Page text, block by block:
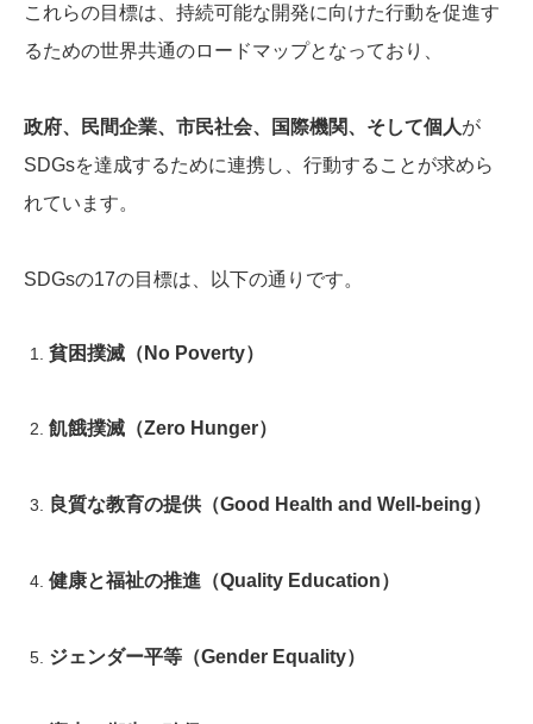
これらの目標は、持続可能な開発に向けた行動を促進す
るための世界共通のロードマップとなっており、
政府、民間企業、市民社会、国際機関、そして個人が
SDGsを達成するために連携し、行動することが求めら
れています。
SDGsの17の目標は、以下の通りです。
貧困撲滅（No Poverty）
飢餓撲滅（Zero Hunger）
良質な教育の提供（Good Health and Well-being）
健康と福祉の推進（Quality Education）
ジェンダー平等（Gender Equality）